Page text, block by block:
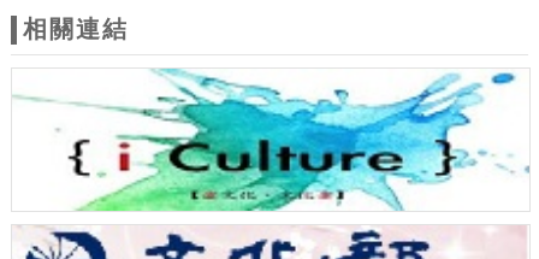
相關連結